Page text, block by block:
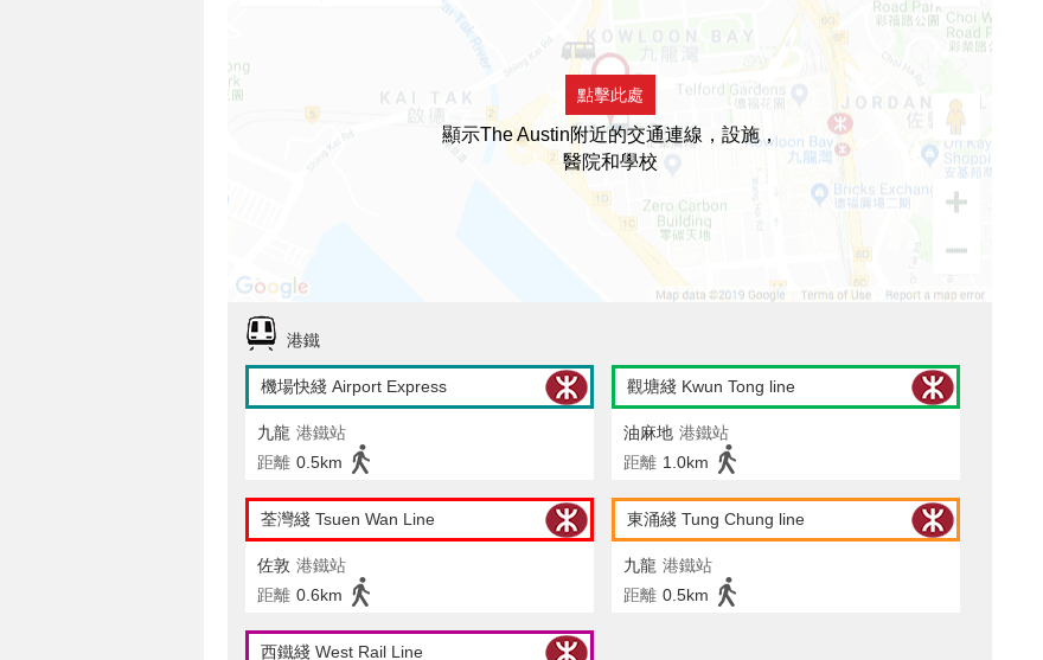
點擊此處
顯示The Austin附近的交通連線，設施，
醫院和學校
港鐵
機場快綫 Airport Express
九龍 港鐵站
距離 0.5km
觀塘綫 Kwun Tong line
油麻地 港鐵站
距離 1.0km
荃灣綫 Tsuen Wan Line
佐敦 港鐵站
距離 0.6km
東涌綫 Tung Chung line
九龍 港鐵站
距離 0.5km
西鐵綫 West Rail Line